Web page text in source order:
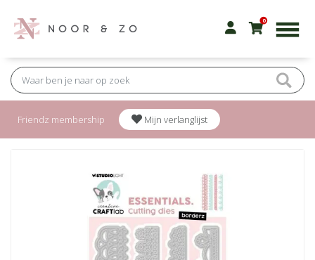
0
Friendz membership Mijn verlanglijst